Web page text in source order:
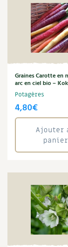
Archives
Carnets de
Compléments
Dossier4
Actualités
Conseils vidéo
Tous au jardin !
La vie secrète
Verveine
Verveine de
Zinnia
Graines Carotte en
arc en ciel bio –
Potagères
4,80€
Ajouter
panier